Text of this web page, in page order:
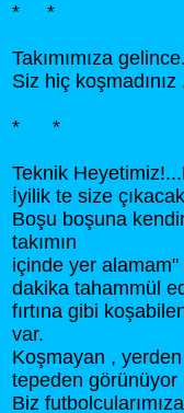
* *
Takımımıza
Siz hiç
* *
Teknik
İyilik te size
Boşu boşuna
takımın
içinde yer alamam"
dakika tahammül
fırtına gibi
var.
Koşmayan ,
tepeden görünüyor
Biz